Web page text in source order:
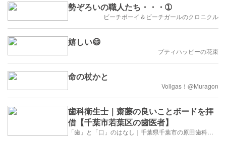
勢ぞろいの職人たち・・・➀
ビーチボーイ＆ビーチガールのクロニクル
嬉しい😄
プティハッピーの花束
命の杖かと
Vollgas！@Muragon
歯科衛生士｜齋藤の良いことボードを拝
借【千葉市若葉区の歯医者】